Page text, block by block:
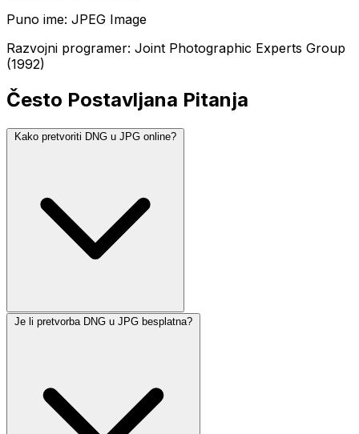
Puno ime: JPEG Image
Razvojni programer: Joint Photographic Experts Group
(1992)
Često Postavljana Pitanja
Kako pretvoriti DNG u JPG online?
Je li pretvorba DNG u JPG besplatna?